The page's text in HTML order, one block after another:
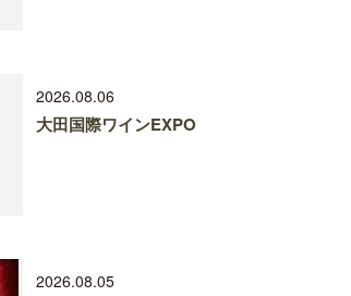
2026.08.06
大田国際ワインEXPO
2026.08.05